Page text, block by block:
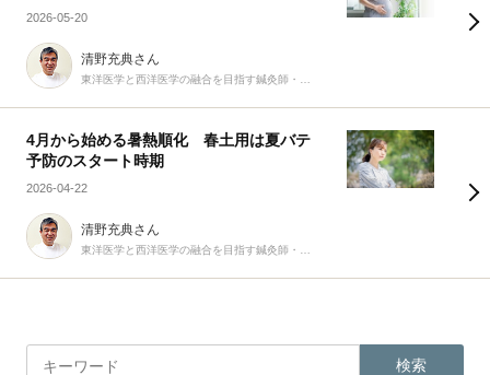
2026-05-20
清野充典さん
4月から始める暑熱順化 春土用は夏バテ
予防のスタート時期
2026-04-22
清野充典さん
検索